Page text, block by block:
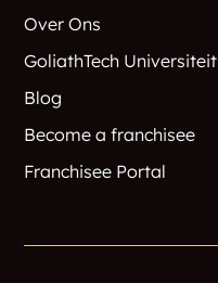
Over Ons
GoliathTech Universiteit
Blog
Become a franchisee
Franchisee Portal